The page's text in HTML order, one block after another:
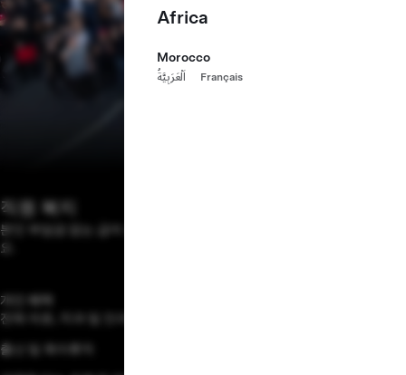
Africa
Morocco
اَلْعَرَبِيَّةُ Français
직원 복지
본인 부담금 없는 급여 공제 옵션 및 포괄적인 혜택을 첫날부터 누려보세
요.
개인 혜택
전체 의료, 치과 및 안과 진료 보장
출산 및 육아휴직